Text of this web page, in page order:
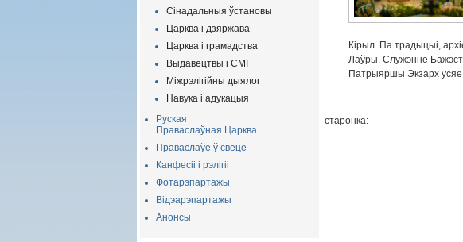
Сінадальныя ўстановы
Царква і дзяржава
Царква і грамадства
Выдавецтвы і СМІ
Міжрэлігійны дыялог
Навука і адукацыя
Руская
Праваслаўная Царква
Праваслаўе ў свеце
Канфесіі і рэлігіі
Фотарэпартажы
Відэарэпартажы
Анонсы
Кірыл. Па традыцыі,
Лаўры. Служэнне
Патрыяршы Экзарх усяе
старонка: